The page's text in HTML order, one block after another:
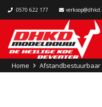
0570 622 177
Home Afstandbestuurbaar